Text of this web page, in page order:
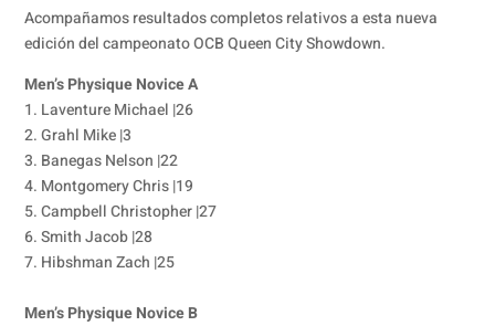
Acompañamos resultados completos relativos a esta nueva
edición del campeonato OCB Queen City Showdown.
Men’s Physique Novice A
1. Laventure Michael |26
2. Grahl Mike |3
3. Banegas Nelson |22
4. Montgomery Chris |19
5. Campbell Christopher |27
6. Smith Jacob |28
7. Hibshman Zach |25
Men’s Physique Novice B